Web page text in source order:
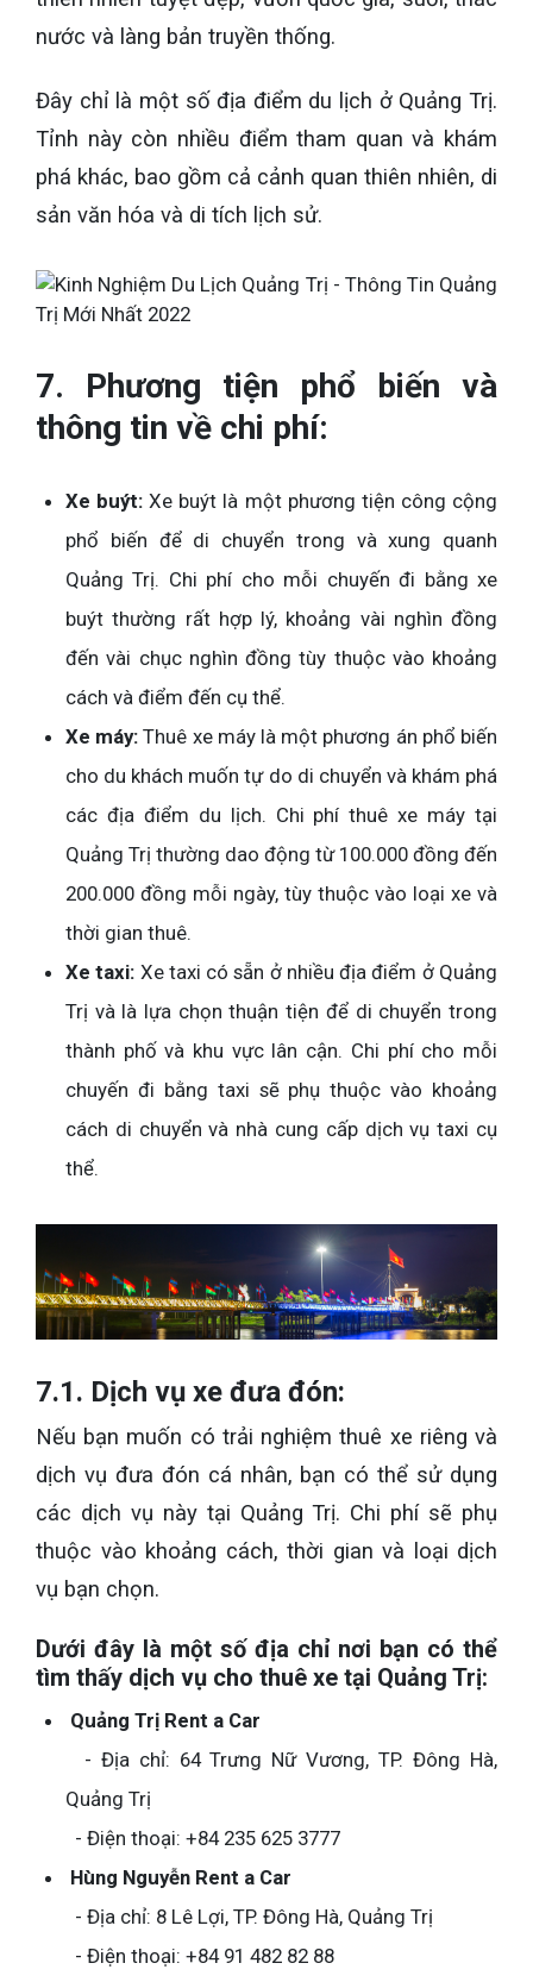
nước và làng bản truyền thống.
Đây chỉ là một số địa điểm du lịch ở Quảng Trị.
Tỉnh này còn nhiều điểm tham quan và khám
phá khác, bao gồm cả cảnh quan thiên nhiên, di
sản văn hóa và di tích lịch sử.
7. Phương tiện phổ biến và
thông tin về chi phí:
Xe buýt:Xe buýt là một phương tiện công cộng
phổ biến để di chuyển trong và xung quanh
Quảng Trị. Chi phí cho mỗi chuyến đi bằng xe
buýt thường rất hợp lý, khoảng vài nghìn đồng
đến vài chục nghìn đồng tùy thuộc vào khoảng
cách và điểm đến cụ thể.
Xe máy: Thuê xe máy là một phương án phổ biến
cho du khách muốn tự do di chuyển và khám phá
các địa điểm du lịch. Chi phí thuê xe máy tại
Quảng Trị thường dao động từ 100.000 đồng đến
200.000 đồng mỗi ngày, tùy thuộc vào loại xe và
thời gian thuê.
Xe taxi: Xe taxi có sẵn ở nhiều địa điểm ở Quảng
Trị và là lựa chọn thuận tiện để di chuyển trong
thành phố và khu vực lân cận. Chi phí cho mỗi
chuyến đi bằng taxi sẽ phụ thuộc vào khoảng
cách di chuyển và nhà cung cấp dịch vụ taxi cụ
thể.
7.1. Dịch vụ xe đưa đón:
Nếu bạn muốn có trải nghiệm thuê xe riêng và
dịch vụ đưa đón cá nhân, bạn có thể sử dụng
các dịch vụ này tại Quảng Trị. Chi phí sẽ phụ
thuộc vào khoảng cách, thời gian và loại dịch
vụ bạn chọn.
Dưới đây là một số địa chỉ nơi bạn có thể
tìm thấy dịch vụ cho thuê xe tại Quảng Trị:
Quảng Trị Rent a Car
- Địa chỉ: 64 Trưng Nữ Vương, TP. Đông Hà,
Quảng Trị
- Điện thoại: +84 235 625 3777
Hùng Nguyễn Rent a Car
- Địa chỉ: 8 Lê Lợi, TP. Đông Hà, Quảng Trị
- Điện thoại: +84 91 482 82 88